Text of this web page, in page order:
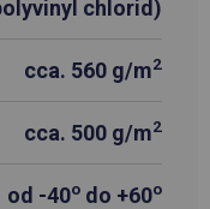
chlorid)
cca. 560 g/m2
cca. 500 g/m2
od -40o do +60o